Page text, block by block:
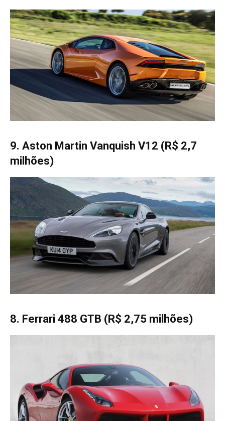
9. Aston Martin Vanquish V12 (R$ 2,7
milhões)
8. Ferrari 488 GTB (R$ 2,75 milhões)